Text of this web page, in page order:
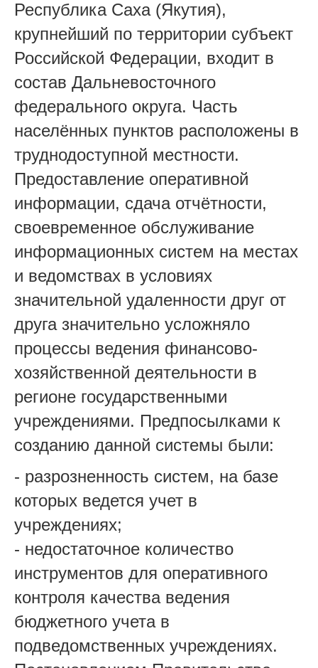
Республика Саха (Якутия),
крупнейший по территории субъект
Российской Федерации, входит в
состав Дальневосточного
федерального округа. Часть
населённых пунктов расположены в
труднодоступной местности.
Предоставление оперативной
информации, сдача отчётности,
своевременное обслуживание
информационных систем на местах
и ведомствах в условиях
значительной удаленности друг от
друга значительно усложняло
процессы ведения финансово-
хозяйственной деятельности в
регионе государственными
учреждениями. Предпосылками к
созданию данной системы были:
- разрозненность систем, на базе
которых ведется учет в
учреждениях;
- недостаточное количество
инструментов для оперативного
контроля качества ведения
бюджетного учета в
подведомственных учреждениях.